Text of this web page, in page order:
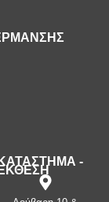
ΚΑΤΑΣΤΗΜΑ -
ΕΚΘΕΣΗ